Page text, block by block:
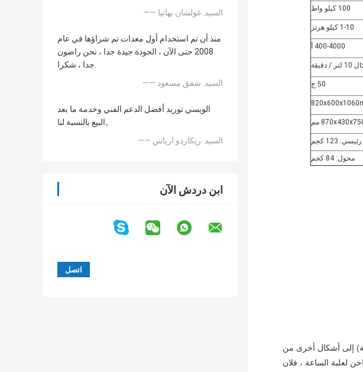
—— السيد. غولشان بهاتيا
منذ أن تم استخدام أول معدات تم شراؤها في عام
2008 حتى الآن ، الجودة جيدة جدا ، نحن راضون
جدا ، شكرا.
—— السيد. شفق مسعود
الويسي توريد أفضل الدعم الفني وخدمة ما بعد
البيع بالنسبة لنا。
—— السيد. ريكاردو ارياس
ابن دردش الآن
100 كيلو واط
1-10 كيلو هرتز
400-4000 أ
50 ج
رئيسي: 123 كجم
محول: 84 كجم
إلى أشكال أخرى من
لعلبة الساعة ، فلان